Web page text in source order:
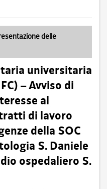
delle
universitaria
– Avviso di
al
di lavoro
della SOC
S. Daniele
ospedaliero S.